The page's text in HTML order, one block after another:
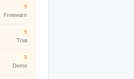
9
Freeware
9
Trial
9
Demo